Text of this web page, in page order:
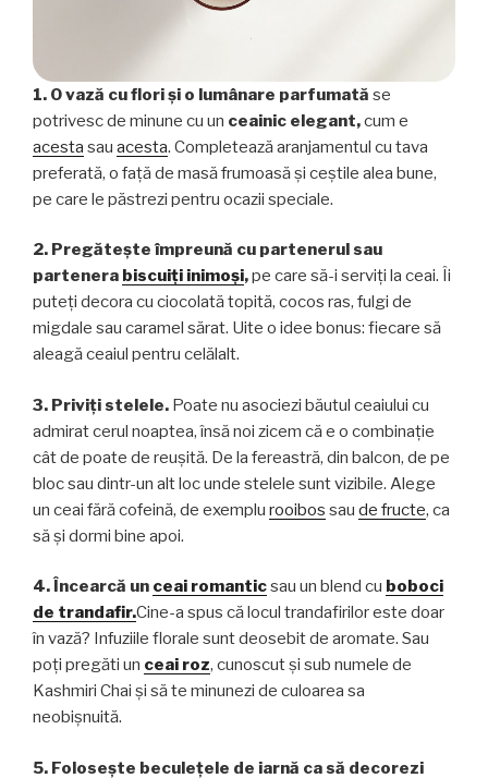
1. O vază cu flori și o lumânare parfumată se
potrivesc de minune cu un ceainic elegant,cum e
acesta sau acesta. Completează aranjamentul cu tava
preferată, o față de masă frumoasă și ceștile alea bune,
pe care le păstrezi pentru ocazii speciale.
2. Pregătește împreună cu partenerul sau
partenera biscuiți inimoși,pe care să-i serviți la ceai. Îi
puteți decora cu ciocolată topită, cocos ras, fulgi de
migdale sau caramel sărat. Uite o idee bonus: fiecare să
aleagă ceaiul pentru celălalt.
3. Priviți stelele. Poate nu asociezi băutul ceaiului cu
admirat cerul noaptea, însă noi zicem că e o combinație
cât de poate de reușită. De la fereastră, din balcon, de pe
bloc sau dintr-un alt loc unde stelele sunt vizibile. Alege
un ceai fără cofeină, de exemplu rooibos sau de fructe, ca
să și dormi bine apoi.
4. Încearcă un ceai romanticsau un blend cu boboci
de trandafir.Cine-a spus că locul trandafirilor este doar
în vază? Infuziile florale sunt deosebit de aromate. Sau
poți pregăti un ceai roz, cunoscut și sub numele de
Kashmiri Chai și să te minunezi de culoarea sa
neobișnuită.
5. Folosește beculețele de iarnă ca să decorezi